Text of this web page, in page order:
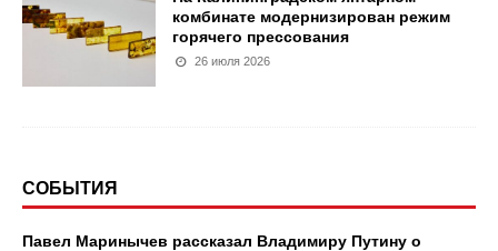
комбинате модернизирован режим
горячего прессования
26 июля 2026
СОБЫТИЯ
Павел Маринычев рассказал Владимиру Путину о